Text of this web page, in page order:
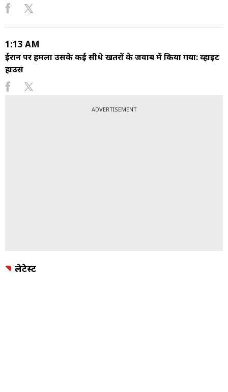
1:13 AM
ईरान पर हमला उसके कई सीधे खतरों के जवाब में किया गया: व्हाइट
हाउस
ADVERTISEMENT
लेटेस्ट